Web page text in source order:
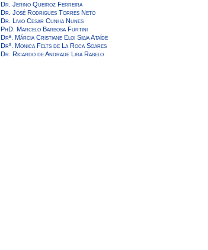
Dr. Jerino Queiroz Ferreira
Dr. José Rodrigues Torres Neto
Dr. Livio Cesar Cunha Nunes
PhD. Marcelo Barbosa Furtini
Drª. Márcia Cristiane Eloi Silva Ataíde
Drª. Monica Felts de La Roca Soares
Dr. Ricardo de Andrade Lira Rabelo